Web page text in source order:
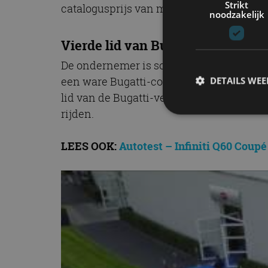
catalogusprijs van maar liefst 3.427.615
Vierde lid van Bugatti-
De ondernemer is sowieso een groot
een ware Bugatti-collectie, want een
lid van de Bugatti-verzameling. Zoals
rijden.
LEES OOK:Autotest – Infiniti Q60
Strikt
noodzakelijk
DETAILS
accountbeheer. De
Naam
cf_clearance